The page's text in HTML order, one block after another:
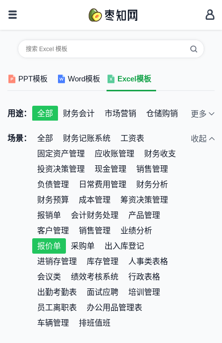
PPT模板 Word模板 Excel模板
用途： 全部 财务会计 市场营销
仓储购销
教育培训
公司预算 其它
更多
场景： 全部 财务记账系统
工资表
固定资产管理
应收账管理
财务收支
投资决策管理
现金管理
销售管理
负债管理
日常费用管理
财务分析
财务预算
成本管理
筹资决策管理
报销单
会计财务处理
产品管理
客户管理
销售管理
业绩分析
报价单
采购单
出入库登记
进销存管理
库存管理
人事类表格
会议类
绩效考核系统
行政表格
出勤考勤表
面试应聘
培训管理
员工离职表
办公用品管理表
车辆管理
排班值班
收起